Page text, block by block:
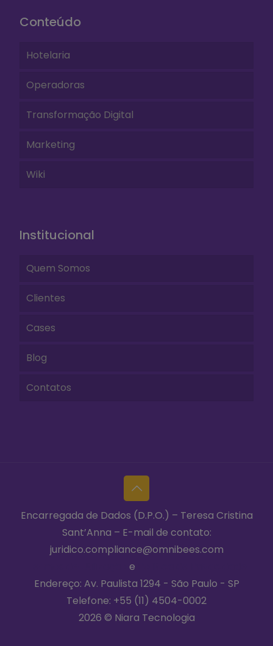
Conteúdo
Hotelaria
Operadoras
Transformação Digital
Marketing
Wiki
Institucional
Quem Somos
Clientes
Cases
Blog
Contatos
Encarregada de Dados (D.P.O.) – Teresa Cristina
Sant’Anna – E-mail de contato:
juridico.compliance@omnibees.com
e
Endereço: Av. Paulista 1294 - São Paulo - SP
Telefone: +55 (11) 4504-0002
2026 © Niara Tecnologia